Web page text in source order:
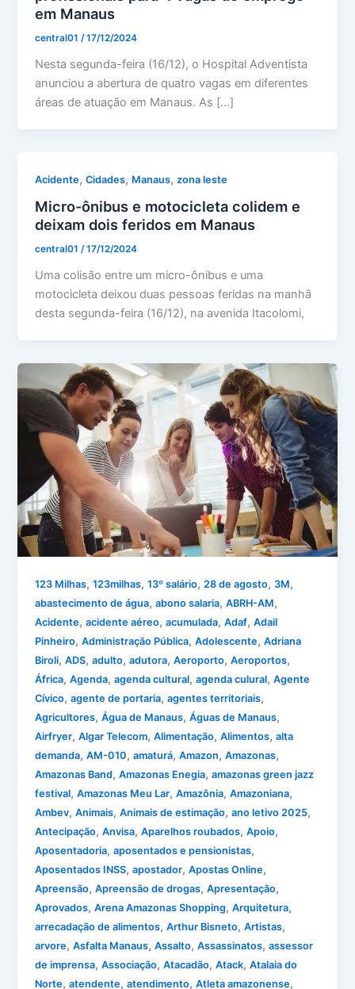
em Manaus
central01/17/12/2024
Nesta segunda-feira (16/12), o Hospital Adventista
anunciou a abertura de quatro vagas em diferentes
áreas de atuação em Manaus. As […]
Acidente,Cidades, Manaus,zona leste
Micro-ônibus e motocicleta colidem e
deixam dois feridos em Manaus
central01/17/12/2024
Uma colisão entre um micro-ônibus e uma
motocicleta deixou duas pessoas feridas na manhã
desta segunda-feira (16/12), na avenida Itacolomi,
123 Milhas,123milhas,13º salário,28 de agosto,3M,
abastecimento de água,abono salaria,ABRH-AM,
Acidente,acidente aéreo,acumulada,Adaf,Adail
Pinheiro,Administração Pública,Adolescente,Adriana
Biroli,ADS,adulto,adutora,Aeroporto,Aeroportos,
África,Agenda,agenda cultural,agenda culural,Agente
Cívico,agente de portaria,agentes territoriais,
Agricultores,Água de Manaus,Águas de Manaus,
Airfryer,Algar Telecom,Alimentação,Alimentos,alta
demanda,AM-010,amaturá,Amazon,Amazonas,
Amazonas Band,Amazonas Enegia,amazonas green jazz
festival,Amazonas Meu Lar,Amazônia,Amazoniana,
Ambev,Animais,Animais de estimação,ano letivo 2025,
Antecipação,Anvisa,Aparelhos roubados,Apoio,
Aposentadoria,aposentados e pensionistas,
Aposentados INSS,apostador,Apostas Online,
Apreensão,Apreensão de drogas,Apresentação,
Aprovados,Arena Amazonas Shopping,Arquitetura,
arrecadação de alimentos,Arthur Bisneto,Artistas,
arvore,Asfalta Manaus,Assalto,Assassinatos,assessor
de imprensa,Associação,Atacadão,Atack,Atalaia do
Norte,atendente,atendimento,Atleta amazonense,